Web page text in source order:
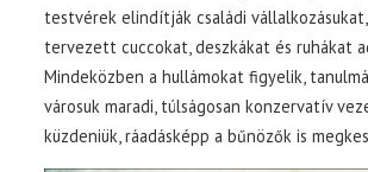
testvérek elindítják családi
tervezett cuccokat, deszkákat és ruhákat
Mindeközben a hullámokat figyelik,
városuk maradi, túlságosan konzervatív
küzdeniük, ráadásképp a bűnözők is